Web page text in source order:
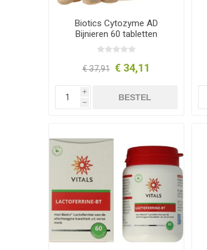
Biotics Cytozyme AD
Bijnieren 60 tabletten
€ 37,91 € 34,11
i
h
BESTEL